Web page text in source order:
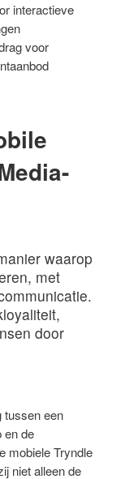
interactieve
voor
waarop
met
door
tussen een
en de
mobiele Tryndle
niet alleen de